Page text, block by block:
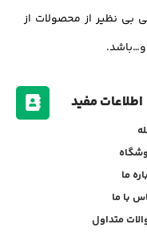
بی نظیر از محصولات از
و…باشد.
اطلاعات مفید
ما
با ما
متداول